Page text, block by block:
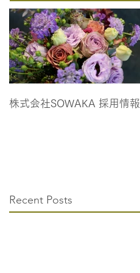
株式会社SOWAKA 採用情報
Recent Posts